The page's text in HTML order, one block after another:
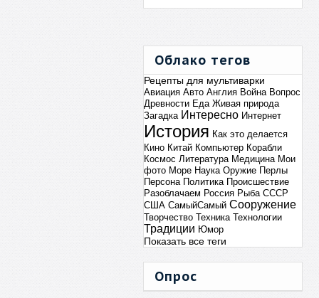
Облако тегов
Рецепты для мультиварки
Авиация Авто Англия Война Вопрос
Древности Еда Живая природа
Загадка Интересно Интернет
История Как это делается
Кино Китай Компьютер Корабли
Космос Литература Медицина Мои
фото Море Наука Оружие Перлы
Персона Политика Происшествие
Разоблачаем Россия Рыба СССР
США СамыйСамый Сооружение
Творчество Техника Технологии
Традиции Юмор
Показать все теги
Опрос